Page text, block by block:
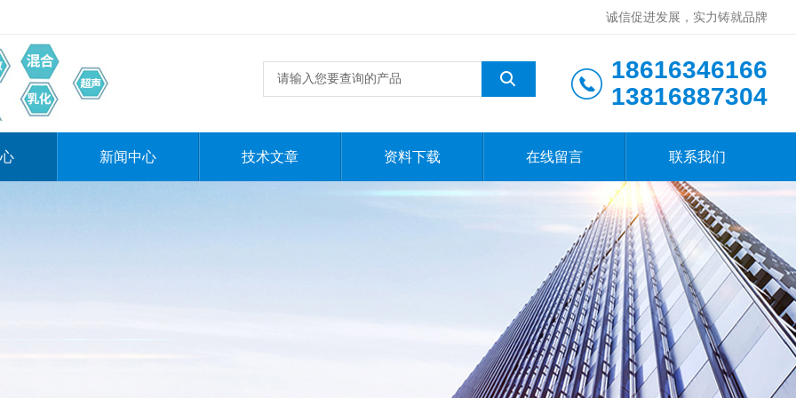
诚信促进发展，实力铸就品牌
18616346166
13816887304
新闻中心 技术文章 资料下载 在线留言 联系我们